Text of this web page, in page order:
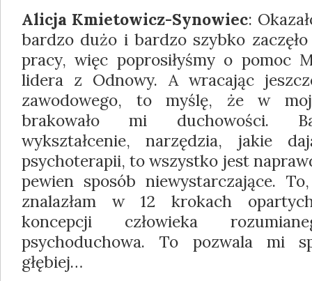
Alicja Kmietowicz-Synowiec:
bardzo dużo i bardzo szybko
pracy, więc poprosiłyśmy o pomoc
lidera z Odnowy. A wracając
zawodowego, to myślę, że w
brakowało mi duchowości.
wykształcenie, narzędzia, jakie
psychoterapii, to wszystko jest
pewien sposób niewystarczające.
znalazłam w 12 krokach
koncepcji człowieka
psychoduchowa. To pozwala mi
głębiej…